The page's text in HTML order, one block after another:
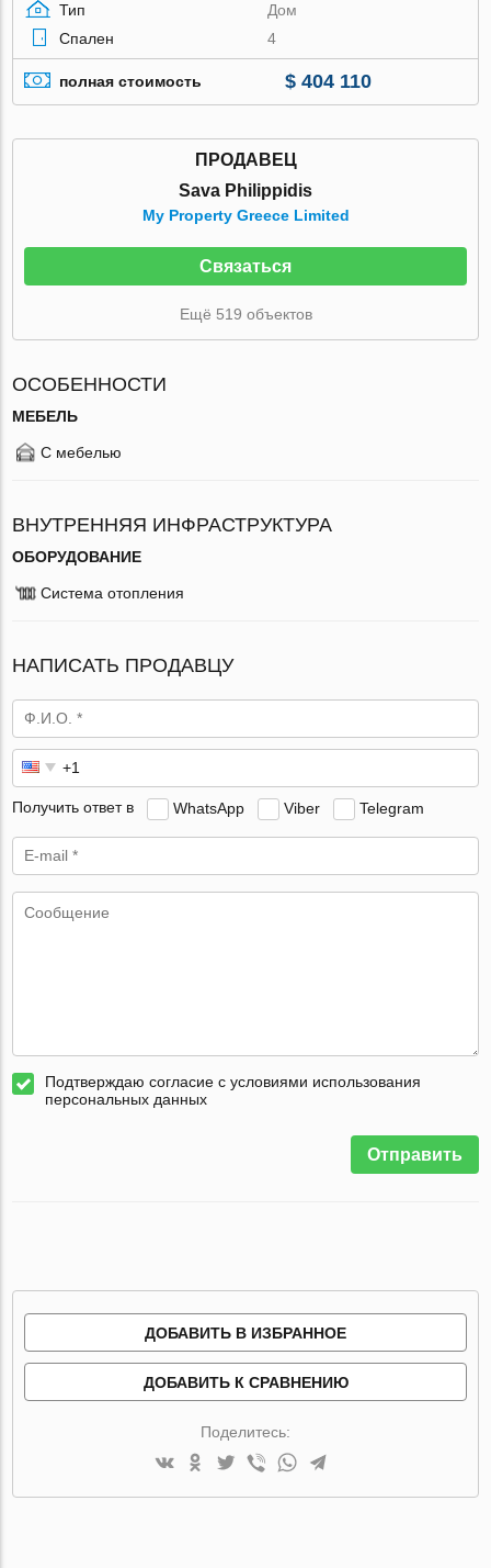
Тип
Дом
Спален
4
полная стоимость $ 404 110
ПРОДАВЕЦ
Sava Philippidis
My Property Greece Limited
Связаться
Ещё 519 объектов
ОСОБЕННОСТИ
МЕБЕЛЬ
С мебелью
ВНУТРЕННЯЯ ИНФРАСТРУКТУРА
ОБОРУДОВАНИЕ
Система отопления
НАПИСАТЬ ПРОДАВЦУ
Получить ответ в WhatsApp Viber Telegram
Подтверждаю согласие с условиями использования
персональных данных
Отправить
ДОБАВИТЬ В ИЗБРАННОЕ
ДОБАВИТЬ К СРАВНЕНИЮ
Поделитесь: